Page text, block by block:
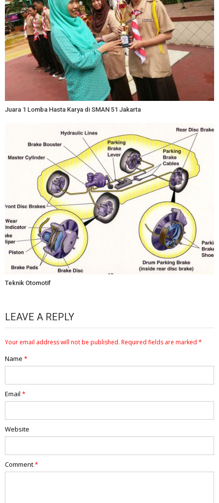
Juara 1 Lomba Hasta Karya di SMAN 51 Jakarta
Teknik Otomotif
LEAVE A REPLY
Your email address will not be published. Required fields are marked *
Name *
Email *
Website
Comment*